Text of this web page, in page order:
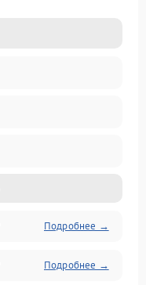
Подробнее →
Подробнее →